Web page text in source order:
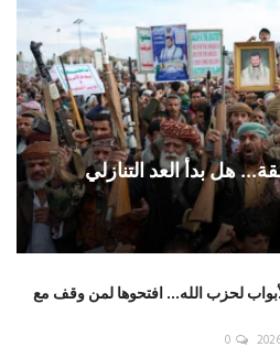
هل بدأ العد التنازلي
لحزب الله... افتحوها لمن وقف مع
0